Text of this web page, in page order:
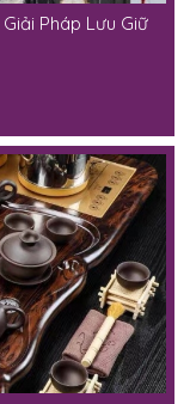
Pháp Lưu Giữ